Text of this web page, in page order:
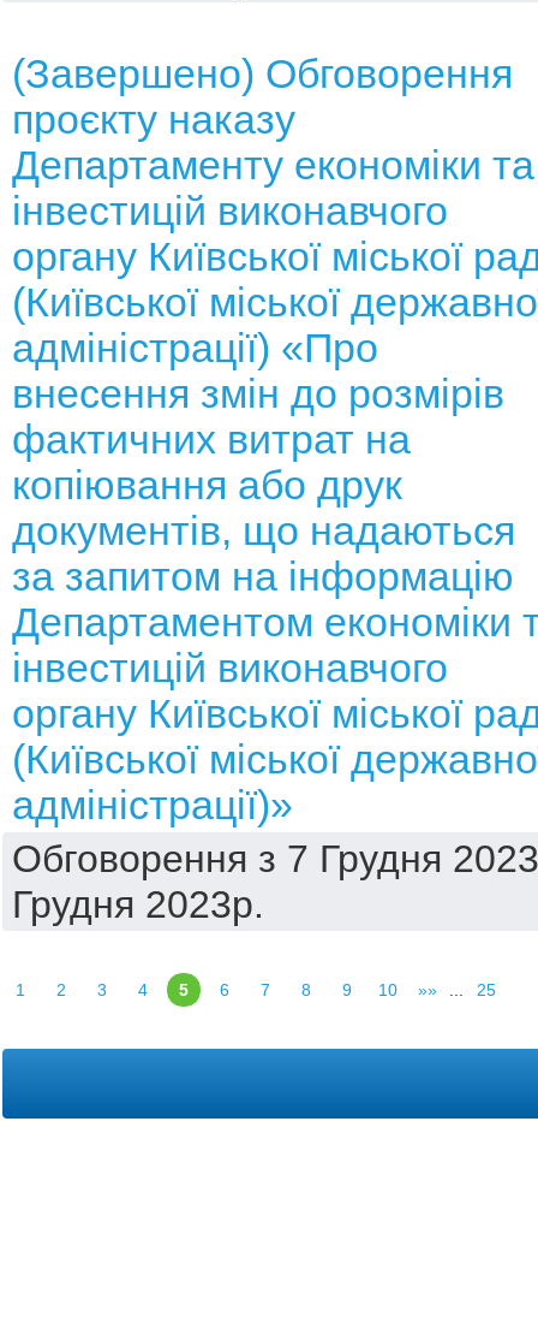
(Завершено) Обговорення
проєкту наказу
Департаменту економіки та
інвестицій виконавчого
органу Київської міської
(Київської міської
адміністрації) «Про
внесення змін до розмірів
фактичних витрат на
копіювання або друк
документів, що надаються
за запитом на інформацію
Департаментом економіки
інвестицій виконавчого
органу Київської міської
(Київської міської
адміністрації)»
Обговорення з 7 Грудня
Грудня 2023р.
1 2 3 4 5 6 7 8 9 10 »» 25